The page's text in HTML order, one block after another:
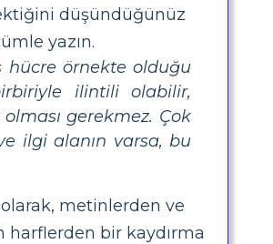
düşündüğünüz
yazın.
hücre örnekte olduğu
ilintili olabilir,
gerekmez. Çok
ilgi alanın varsa, bu
metinlerden ve
harflerden bir kaydırma